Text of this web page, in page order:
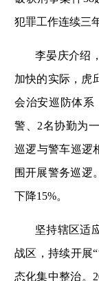
犯罪工作连续三
李晏庆介绍
加快的实际，虎
会治安巡防体系
警、2名协勤为
巡逻与警车巡逻
围开展警务巡逻
下降15%。
坚持辖区适
战区，持续开展
态化集中整治。